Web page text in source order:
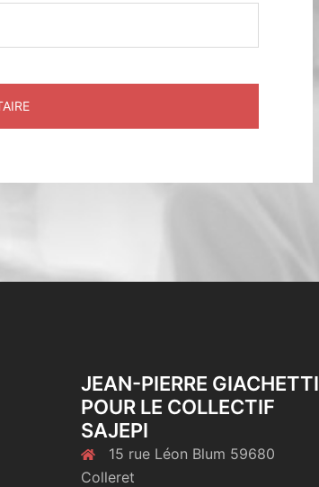
JEAN-PIERRE GIACHETTI
POUR LE COLLECTIF
SAJEPI
15 rue Léon Blum 59680
Colleret